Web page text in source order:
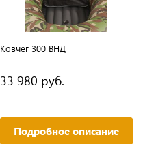
Ковчег 300 ВНД
33 980 руб.
Подробное описание